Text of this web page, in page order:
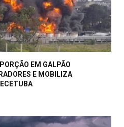
EM GALPÃO
E MOBILIZA